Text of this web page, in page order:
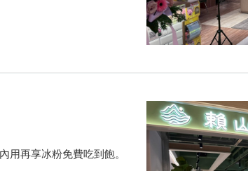
用再享冰粉免費吃到飽。